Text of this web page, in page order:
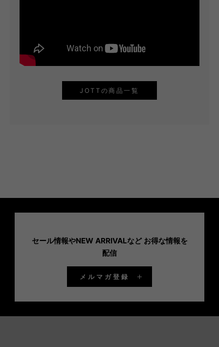
JOTTの商品一覧
セール情報やNEW ARRIVALなど お得な情報を
配信
メルマガ登録